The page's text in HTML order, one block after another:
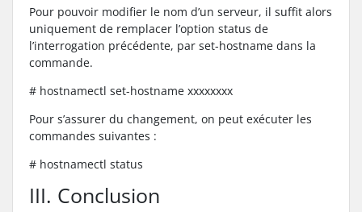
Pour pouvoir modifier le nom d’un serveur, il suffit alors
uniquement de remplacer l’option status de
l’interrogation précédente, par set-hostname dans la
commande.
# hostnamectl set-hostname xxxxxxxx
Pour s’assurer du changement, on peut exécuter les
commandes suivantes :
# hostnamectl status
III. Conclusion